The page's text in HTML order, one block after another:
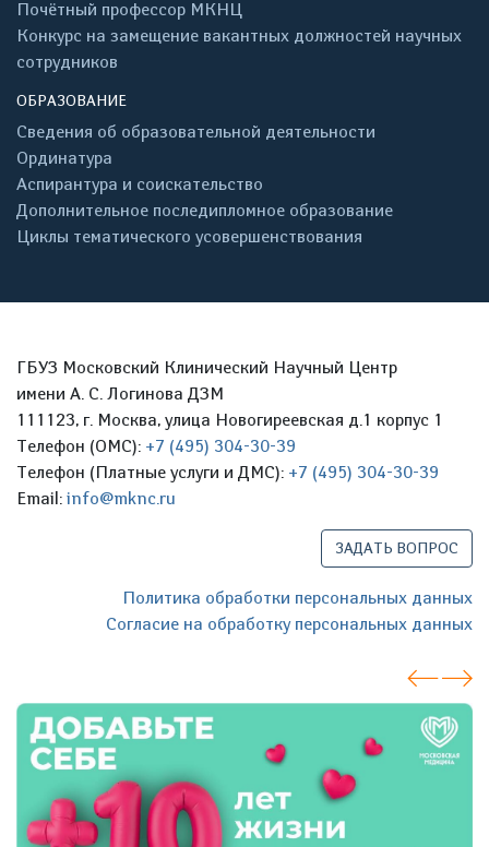
Почётный профессор МКНЦ
Конкурс на замещение вакантных должностей научных
сотрудников
ОБРАЗОВАНИЕ
Сведения об образовательной деятельности
Ординатура
Аспирантура и соискательство
Дополнительное последипломное образование
Циклы тематического усовершенствования
ГБУЗ Московский Клинический Научный Центр
имени А. С. Логинова ДЗМ
111123, г. Москва, улица Новогиреевская д.1 корпус 1
Телефон (ОМС): +7 (495) 304-30-39
Телефон (Платные услуги и ДМС): +7 (495) 304-30-39
Email: info@mknc.ru
ЗАДАТЬ ВОПРОС
Политика обработки персональных данных
Согласие на обработку персональных данных